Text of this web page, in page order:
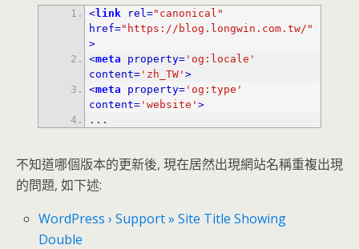
<link rel="canonical"
href="https://blog.longwin.com.tw/"
>
<meta property= 'og:locale'
content= 'zh_TW'>
<meta property= 'og:type'
content= 'website'>
...
不知道哪個版本的更新後, 現在居然出現網站名稱重複出現
的問題, 如下述:
WordPress › Support » Site Title Showing
Double